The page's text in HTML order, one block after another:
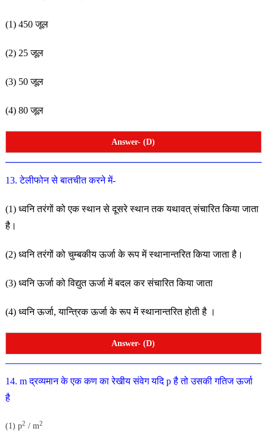
(1) 450 जूल
(2) 25 जूल
(3) 50 जूल
(4) 80 जूल
Answer- (D)
13. टेलीफोन से बातचीत करने में-
(1) ध्वनि तरंगों को एक स्थान से दूसरे स्थान तक यथावत् संचारितकिया जाता
है।
(2) ध्वनि तरंगों को चुम्बकीय ऊर्जा के रूप में स्थानान्तरित कियाजाता है।
(3) ध्वनि ऊर्जा को विद्युत ऊर्जा में बदल कर संचारित किया जाता
(4) ध्वनि ऊर्जा, यान्त्रिक ऊर्जा के रूप में स्थानान्तरित होती है ।
Answer- (D)
14. m द्रव्यमान के एक कण का रेखीय संवेग यदि p है तो उसकी गतिजऊर्जा
है
(1) p2 / m2